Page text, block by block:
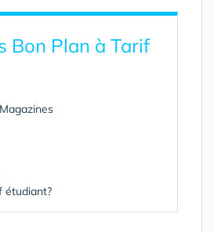
Bon Plan à Tarif
étudiant?